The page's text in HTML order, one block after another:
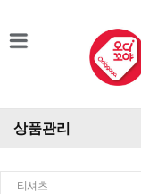
상품관리
티셔츠